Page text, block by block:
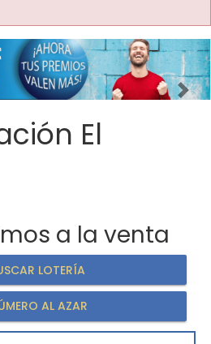
El
a la venta
LOTERÍA
AL AZAR